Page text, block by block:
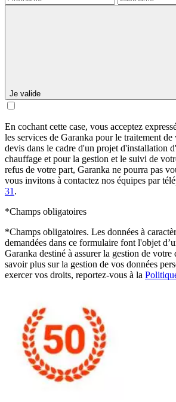
Je valide
En cochant cette case, vous acceptez
les services de Garanka pour le traitement de
devis dans le cadre d'un projet d'installation
chauffage et pour la gestion et le suivi de
refus de votre part, Garanka ne pourra pas
vous invitons à contactez nos équipes par
31.
*Champs obligatoires
*Champs obligatoires. Les données à
demandées dans ce formulaire font l'objet
Garanka destiné à assurer la gestion de votre
savoir plus sur la gestion de vos données
exercer vos droits, reportez-vous à la